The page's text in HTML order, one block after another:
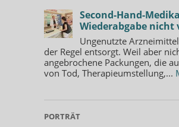
Second-Hand-
Wiederabgabe nicht
Ungenutzte
der Regel entsorgt. Weil aber
angebrochene Packungen, die
von Tod, Therapieumstellung,...
PORTRÄT